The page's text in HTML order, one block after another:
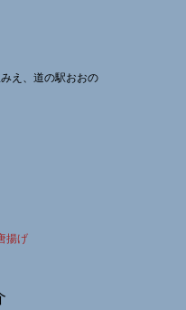
え、道の駅おおの
揚げ